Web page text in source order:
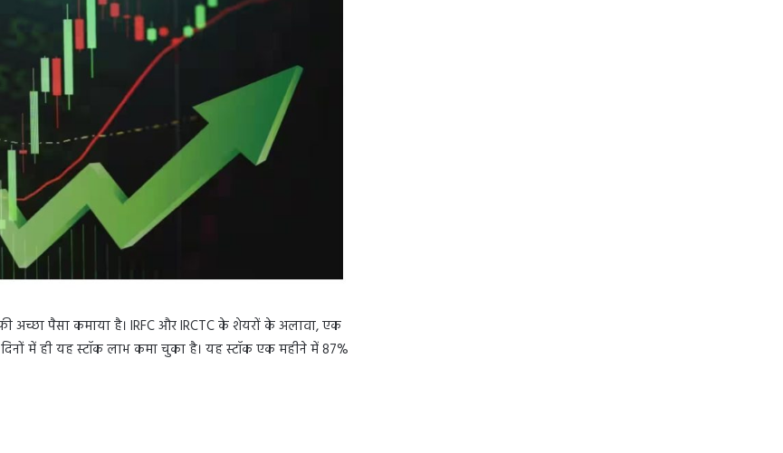
पैसा कमाया है। IRFC और IRCTC के शेयरों के अलावा, एक
में ही यह स्टॉक लाभ कमा चुका है। यह स्टॉक एक महीने में 87%